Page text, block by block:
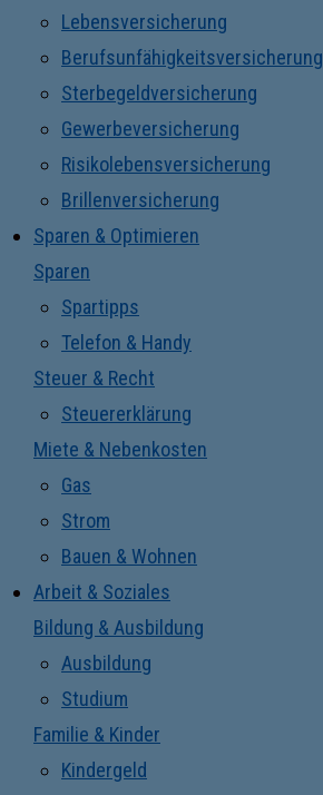
Lebensversicherung
Berufsunfähigkeitsversicherung
Sterbegeldversicherung
Gewerbeversicherung
Risikolebensversicherung
Brillenversicherung
Sparen & Optimieren
Sparen
Spartipps
Telefon & Handy
Steuer & Recht
Steuererklärung
Miete & Nebenkosten
Gas
Strom
Bauen & Wohnen
Arbeit & Soziales
Bildung & Ausbildung
Ausbildung
Studium
Familie & Kinder
Kindergeld